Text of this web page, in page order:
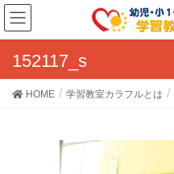
152117_s
HOME 学習教室カラフルとは